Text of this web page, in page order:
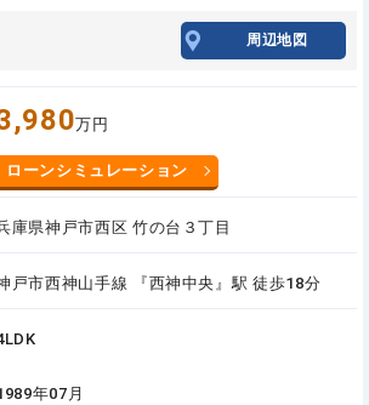
周辺地図
万円
ローンシミュレーション
庫県神戸市西区 竹の台３丁目
戸市西神山手線 『西神中央』駅 徒歩18分
年07月